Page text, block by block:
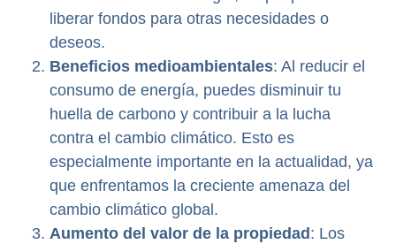
liberar fondos para otras necesidades o
deseos.
Beneficios medioambientales: Al reducir el
consumo de energía, puedes disminuir tu
huella de carbono y contribuir a la lucha
contra el cambio climático. Esto es
especialmente importante en la actualidad, ya
que enfrentamos la creciente amenaza del
cambio climático global.
Aumento del valor de la propiedad : Los